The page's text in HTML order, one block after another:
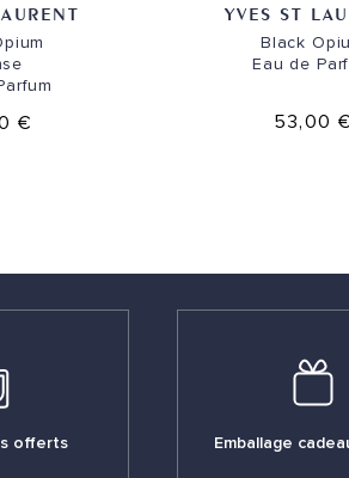
€
YVES ST
Black
Eau de
53,00 €
offerts Emballage